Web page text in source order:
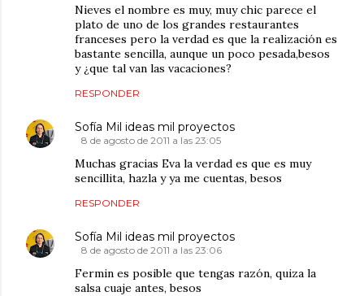
Nieves el nombre es muy, muy chic parece el
plato de uno de los grandes restaurantes
franceses pero la verdad es que la realización es
bastante sencilla, aunque un poco pesada,besos
y ¿que tal van las vacaciones?
RESPONDER
Sofía Mil ideas mil proyectos
8 de agosto de 2011 a las 23:05
Muchas gracias Eva la verdad es que es muy
sencillita, hazla y ya me cuentas, besos
RESPONDER
Sofía Mil ideas mil proyectos
8 de agosto de 2011 a las 23:06
Fermin es posible que tengas razón, quiza la
salsa cuaje antes, besos